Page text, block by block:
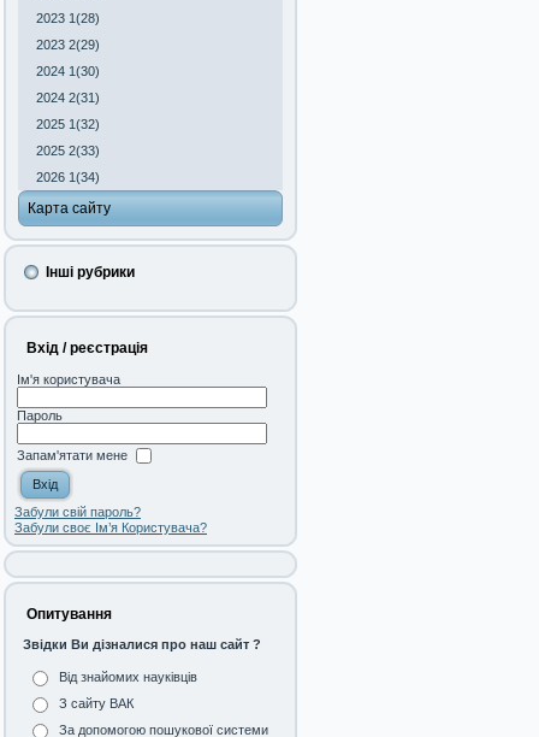
2023 1(28)
2023 2(29)
2024 1(30)
2024 2(31)
2025 1(32)
2025 2(33)
2026 1(34)
Карта сайту
Інші рубрики
Вхід / реєстрація
Ім'я користувача
Пароль
Запам'ятати мене
Забули свій пароль?
Забули своє Ім’я Користувача?
Опитування
Звідки Ви дізналися про наш сайт ?
Від знайомих науківців
З сайту ВАК
За допомогою пошукової системи